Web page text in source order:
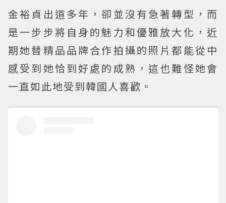
金裕貞出道多年，卻並沒有急著轉型，而
是一步步將自身的魅力和優雅放大化，近
期她替精品品牌合作拍攝的照片都能從中
感受到她恰到好處的成熟，這也難怪她會
一直如此地受到韓國人喜歡。